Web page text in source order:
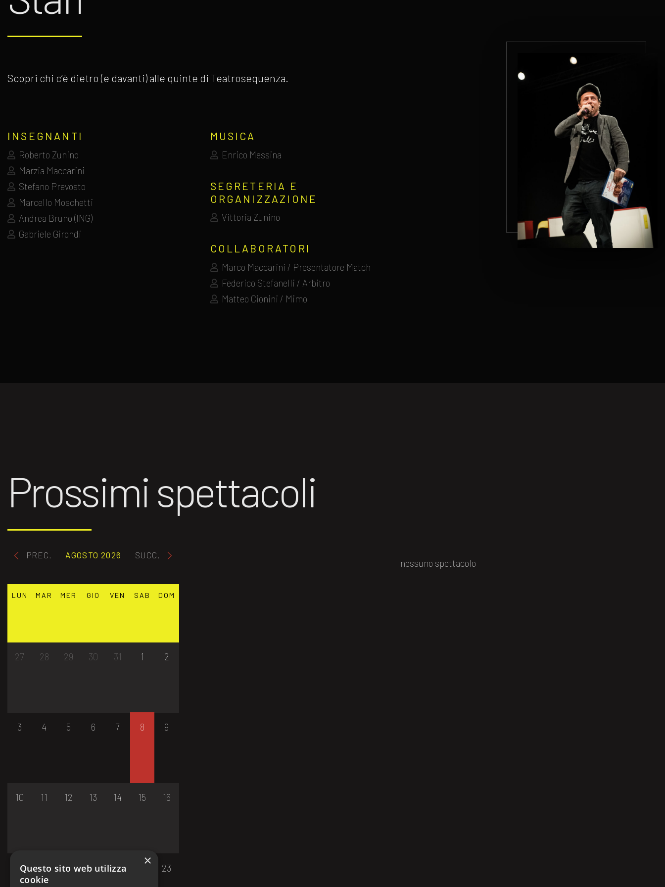
Scopri chi c’è dietro (e davanti) alle quinte di Teatrosequenza.
INSEGNANTI
Roberto Zunino
Marzia Maccarini
Stefano Prevosto
Marcello Moschetti
Andrea Bruno (ING)
Gabriele Girondi
MUSICA
Enrico Messina
SEGRETERIA E
ORGANIZZAZIONE
Vittoria Zunino
COLLABORATORI
Marco Maccarini / Presentatore Match
Federico Stefanelli / Arbitro
Matteo Cionini / Mimo
Prossimi spettacoli
PREC. AGOSTO 2026 SUCC.
LUN MAR MER GIO VEN SAB DOM
27 28 29 30 31 1 2
3 4 5 6 7 8 9
10 11 12 13 14 15 16
17 18 19 20 21 22 23
nessuno spettacolo
×
Questo sito web utilizza
cookie